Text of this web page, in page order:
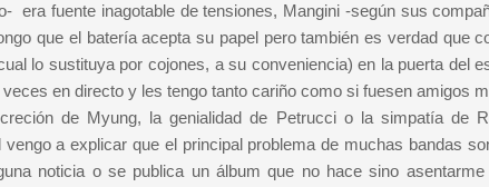
era fuente inagotable de tensiones, Mangini -según sus
que el batería acepta su papel pero también es verdad que
lo sustituya por cojones, a su conveniencia) en la puerta del
en directo y les tengo tanto cariño como si fuesen amigos
de Myung, la genialidad de Petrucci o la simpatía de
a explicar que el principal problema de muchas bandas
noticia o se publica un álbum que no hace sino